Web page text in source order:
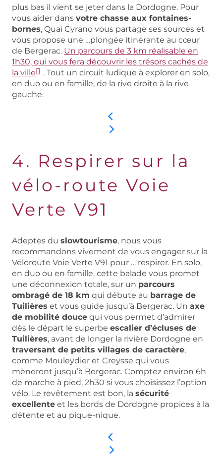
plus bas il vient se jeter dans la Dordogne. Pour
vous aider dans votre chasse aux fontaines-
bornes, Quai Cyrano vous partage ses sources et
vous propose une …plongée itinérante au cœur
de Bergerac. Un parcours de 3 km réalisable en
1h30, qui vous fera découvrir les trésors cachés de
la ville
. Tout un circuit ludique à explorer en solo,
en duo ou en famille, de la rive droite à la rive
gauche.
4. Respirer sur la
vélo-route Voie
Verte V91
Adeptes du slowtourisme, nous vous
recommandons vivement de vous engager sur la
Véloroute Voie Verte V91 pour … respirer. En solo,
en duo ou en famille, cette balade vous promet
une déconnexion totale, sur un parcours
ombragé de 18 km qui débute au barrage de
Tuilières et vous guide jusqu’à Bergerac. Un axe
de mobilité douce qui vous permet d’admirer
dès le départ le superbe escalier d’écluses de
Tuilières, avant de longer la rivière Dordogne en
traversant de petits villages de caractère,
comme Mouleydier et Creysse qui vous
mèneront jusqu’à Bergerac. Comptez environ 6h
de marche à pied, 2h30 si vous choisissez l’option
vélo. Le revêtement est bon, la sécurité
excellente et les bords de Dordogne propices à la
détente et au pique-nique.